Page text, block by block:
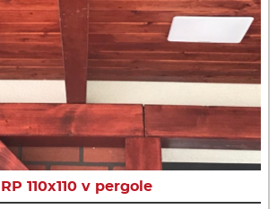
RP 110x110 v pergole